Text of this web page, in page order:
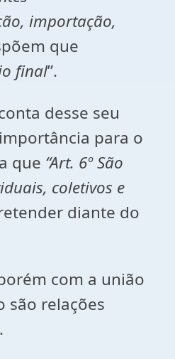
importação,
que
final”.
desse seu
para o
que “Art. 6º São
coletivos e
diante do
com a união
são relações